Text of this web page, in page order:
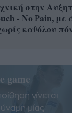
στην
- No Pain, με
καθόλου
game
γίνεται
μίας